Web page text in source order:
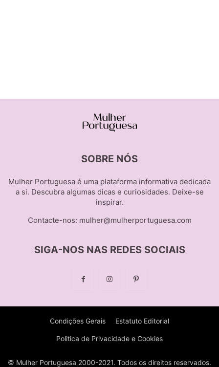
SOBRE NÓS
Mulher Portuguesa é uma plataforma informativa dedicada
a si. Descubra algumas dicas e curiosidades. Deixe-se
inspirar.
Contacte-nos: mulher@mulherportuguesa.com
SIGA-NOS NAS REDES SOCIAIS
Condições Gerais Estatuto Editorial
Politica de Privacidade e Cookies
© Mulher Portuguesa 2000-2021. Todos os direitos reservados.